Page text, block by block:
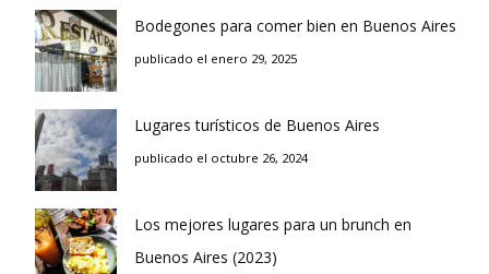
Bodegones para comer bien en Buenos Aires
publicado el enero 29, 2025
Lugares turísticos de Buenos Aires
publicado el octubre 26, 2024
Los mejores lugares para un brunch en
Buenos Aires (2023)